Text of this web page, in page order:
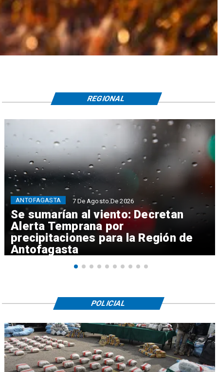
Se sumarían al viento: Decretan
Alerta Temprana por
precipitaciones para la Región de
Antofagasta
ANTOFAGASTA 7 De Agosto De 2026
REGIONAL
POLICIAL